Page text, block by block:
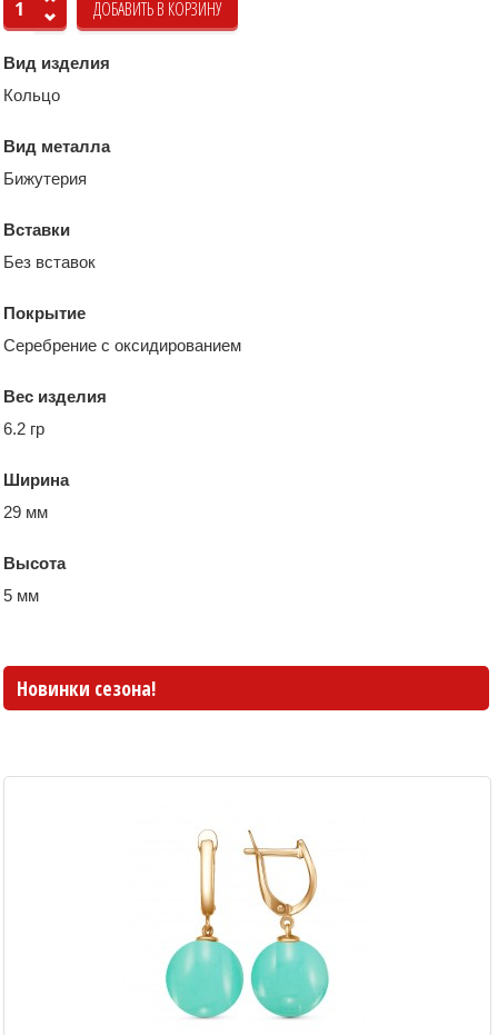
Вид изделия
Кольцо
Вид металла
Бижутерия
Вставки
Без вставок
Покрытие
Серебрение с оксидированием
Вес изделия
6.2 гр
Ширина
29 мм
Высота
5 мм
Новинки сезона!